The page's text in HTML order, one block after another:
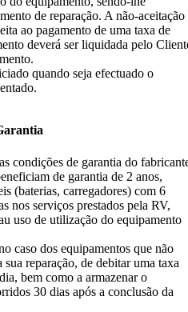
de reparação. A não-aceitação
ao pagamento de uma taxa de
deverá ser liquidada pelo
quando seja efectuado o
condições de garantia do
de garantia de 2 anos,
(baterias, carregadores) com 6
nos serviços prestados pela RV,
uso de utilização do equipamento
caso dos equipamentos que não
reparação, de debitar uma taxa
bem como a armazenar o
30 dias após a conclusão da